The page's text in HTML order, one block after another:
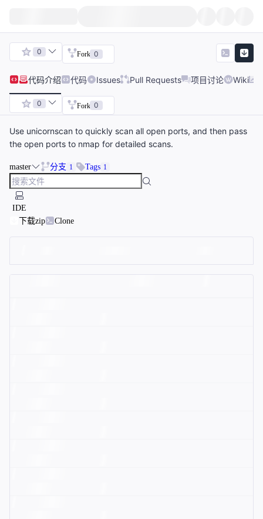
0 Fork 0
代码介绍 代码 Issues Pull Requests 项目讨论 Wiki
0 Fork 0
Use unicornscan to quickly scan all open ports, and then pass
the open ports to nmap for detailed scans.
master 分支 1 Tags 1
IDE
下载zip
Clone